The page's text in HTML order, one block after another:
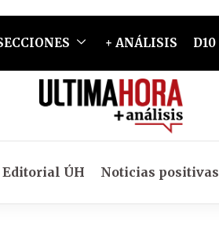
+ ANÁLISIS D10
Editorial ÚH Noticias positivas